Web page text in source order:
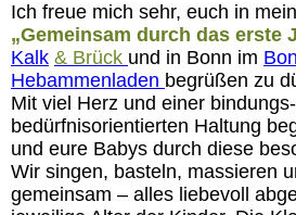
Ich freue mich sehr, euch in
„Gemeinsam durch das erste
Kalk & Brück und in Bonn im
Hebammenladen begrüßen zu
Mit viel Herz und einer
bedürfnisorientierten Haltung
und eure Babys durch diese
Wir singen, basteln, massieren
gemeinsam – alles liebevoll